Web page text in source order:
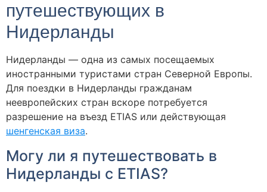
путешествующих в
Нидерланды
Нидерланды — одна из самых посещаемых
иностранными туристами стран Северной Европы.
Для поездки в Нидерланды гражданам
неевропейских стран вскоре потребуется
разрешение на въезд ETIAS или действующая
шенгенская виза.
Могу ли я путешествовать в
Нидерланды с ETIAS?